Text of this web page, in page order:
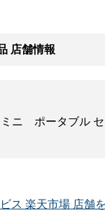
店舗情報
ニ ポータブル
ス 楽天市場 店舗